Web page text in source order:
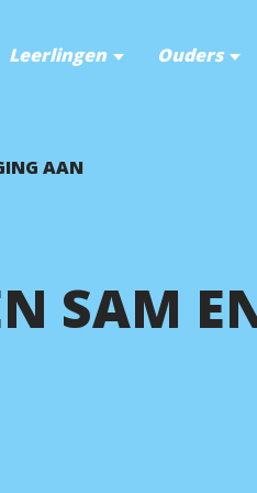
Leerlingen Ouders
AAN
SAM